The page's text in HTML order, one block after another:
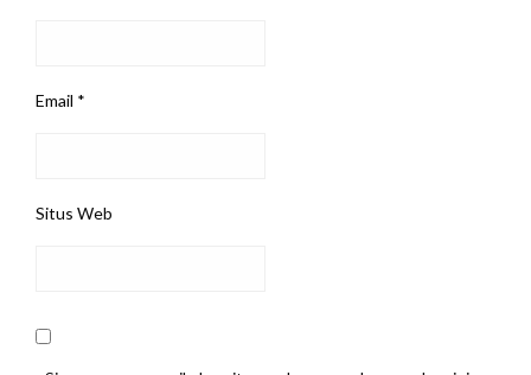
Email *
Situs Web